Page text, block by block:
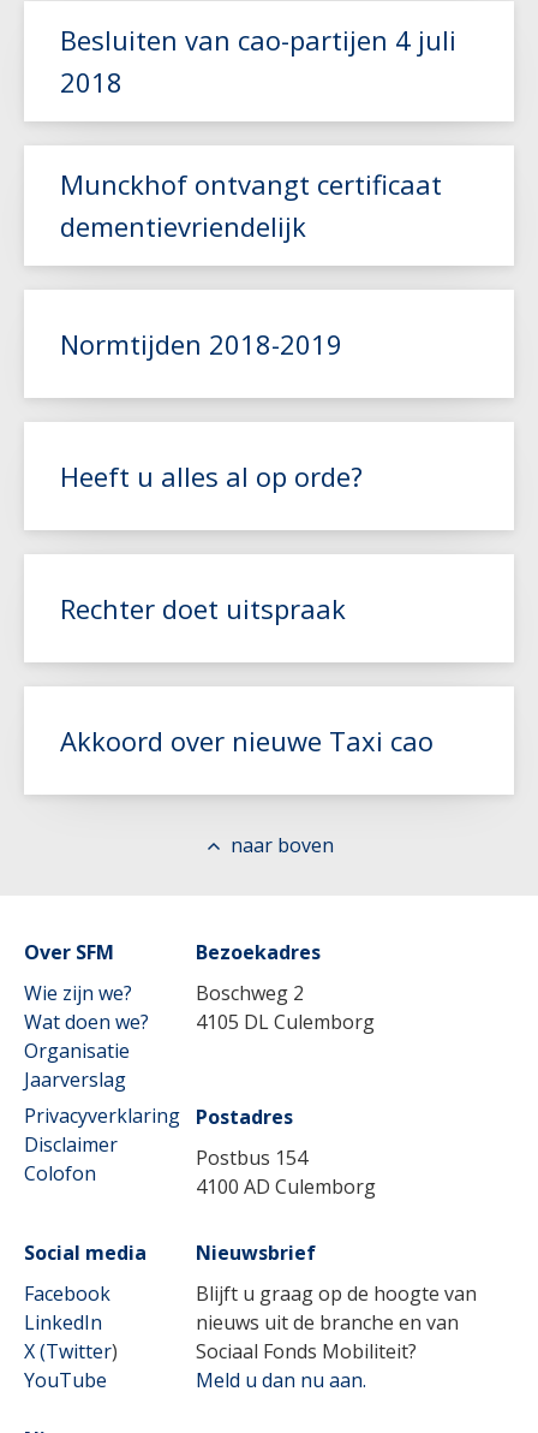
Lees meer
Besluiten van cao-partijen 4 juli
2018
Munckhof ontvangt certificaat
dementievriendelijk
Normtijden 2018-2019
Heeft u alles al op orde?
Lees meer
Rechter doet uitspraak
Lees meer
Akkoord over nieuwe Taxi cao
Lees meer
naar boven
Over SFM
Wie zijn we?
Wat doen we?
Organisatie
Jaarverslag
Privacyverklaring
Disclaimer
Colofon
Bezoekadres
Boschweg 2
4105 DL Culemborg
Postadres
Postbus 154
4100 AD Culemborg
Social media
Facebook
LinkedIn
X (Twitter)
YouTube
Nieuwsbrief
Blijft u graag op de hoogte van
nieuws uit de branche en van
Sociaal Fonds Mobiliteit?
Meld u dan nu aan.